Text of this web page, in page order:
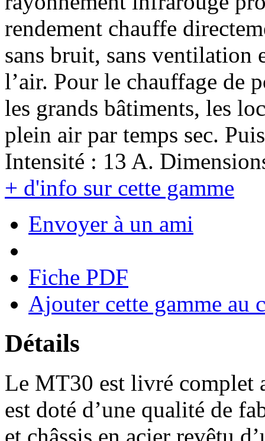
rendement chauffe
sans bruit, sans ventilation
l’air. Pour le chauffage de
les grands bâtiments, les
plein air par temps sec.
Intensité : 13 A.
+ d'info sur cette gamme
Envoyer à un ami
Fiche PDF
Ajouter cette gamme au
Détails
Le MT30 est livré complet
est doté d’une qualité de